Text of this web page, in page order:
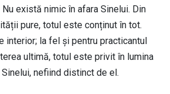
există nimic în afara Sinelui. Din
pure, totul este conținut în tot.
interior; la fel și pentru practicantul
ultimă, totul este privit în lumina
nefiind distinct de el.